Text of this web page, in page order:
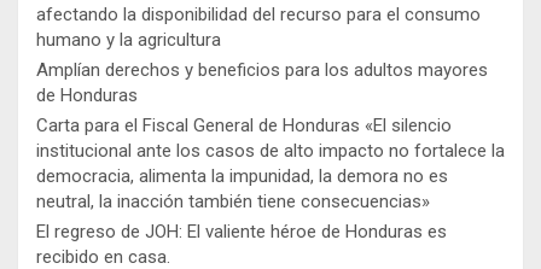
afectando la disponibilidad del recurso para el consumo
humano y la agricultura
Amplían derechos y beneficios para los adultos mayores
de Honduras
Carta para el Fiscal General de Honduras «El silencio
institucional ante los casos de alto impacto no fortalece la
democracia, alimenta la impunidad, la demora no es
neutral, la inacción también tiene consecuencias»
El regreso de JOH: El valiente héroe de Honduras es
recibido en casa.